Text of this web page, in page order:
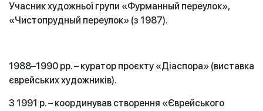
Учасник художньої групи «Фурманный переулок»,
«Чистопрудный переулок» (з 1987).
1988–1990 рр. – куратор проєкту «Діаспора» (виставка
єврейських художників).
З 1991 р. – координував створення «Єврейського